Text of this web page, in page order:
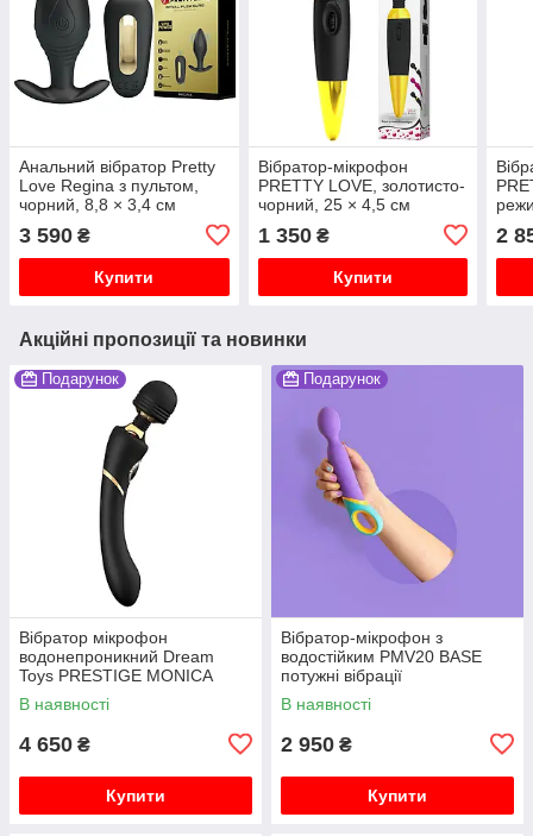
Анальний вібратор Pretty
Love Regina з пультом,
чорний, 8,8 × 3,4 см
3 590 ₴
Купити
Вібратор-мікрофон
PRETTY LOVE, золотисто-
чорний, 25 × 4,5 см
1 350₴
Купити
2
Акційні пропозиції та новинки
Подарунок
Вібратор мікрофон
водонепроникний Dream
Toys PRESTIGE MONICA
LUXXE
В наявності
4 650 ₴
Купити
Подарунок
Вібратор-мікрофон з
водостійким PMV20 BASE
потужні вібрації
В наявності
2 950 ₴
Купити